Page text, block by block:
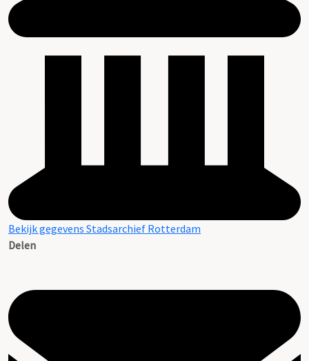
Bekijk gegevens Stadsarchief Rotterdam
Delen